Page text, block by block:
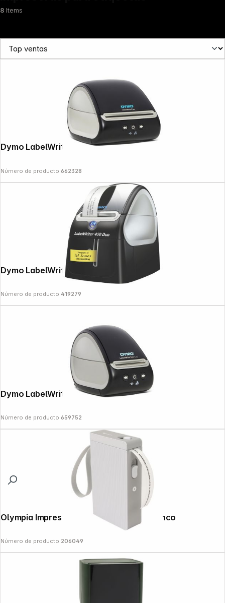
8 Items
Dymo LabelWriter 5 XL
Número de producto:662328
Dymo LabelWriter 450 Duo
Número de producto:419279
Dymo LabelWriter 550 Turbo
Número de producto:659752
Olympia Impresora de etiquetas P 22 blanco
Número de producto:206049